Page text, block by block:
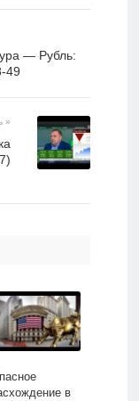
— Рубль:
49
»
в